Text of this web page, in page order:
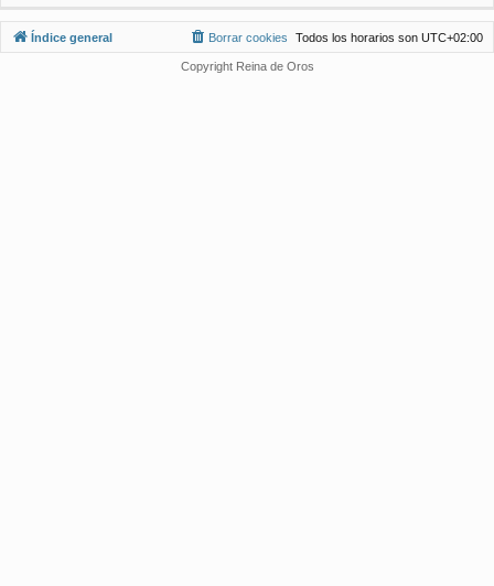
Índice general Todos los horarios son UTC+02:00
Borrar cookies
Copyright Reina de Oros